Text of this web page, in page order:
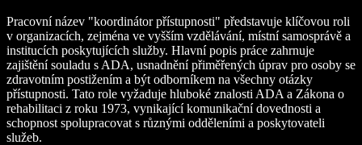
Pracovní název "koordinátor přístupnosti" představuje klíčovou roli
v organizacích, zejména ve vyšším vzdělávání, místní samosprávě a
institucích poskytujících služby. Hlavní popis práce zahrnuje
zajištění souladu s ADA, usnadnění přiměřených úprav pro osoby se
zdravotním postižením a být odborníkem na všechny otázky
přístupnosti. Tato role vyžaduje hluboké znalosti ADA a Zákona o
rehabilitaci z roku 1973, vynikající komunikační dovednosti a
schopnost spolupracovat s různými odděleními a poskytovateli
služeb.